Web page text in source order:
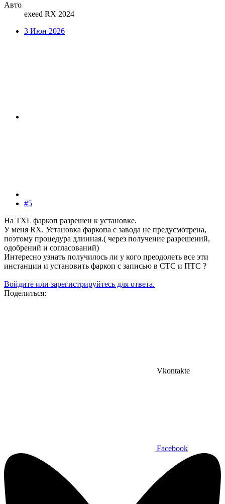
Авто
exeed RX 2024
3 Июн 2026
#5
На TXL фаркоп разрешен к установке.
У меня RX. Установка фаркопа с завода не предусмотрена,
поэтому процедура длинная.( через получение разрешений,
одобрений и согласований)
Интересно узнать получилось ли у кого преодолеть все эти
инстанции и установить фаркоп с записью в СТС и ПТС ?
Войдите или зарегистрируйтесь для ответа.
Поделиться:
Vkontakte
Facebook